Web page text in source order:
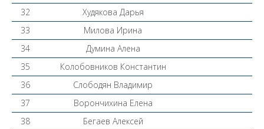
32
Худякова Дарья
33
Милова Ирина
34
Думина Алена
35
Колобовников Константин
36
Слободян Владимир
37
Ворончихина Елена
38
Бегаев Алексей